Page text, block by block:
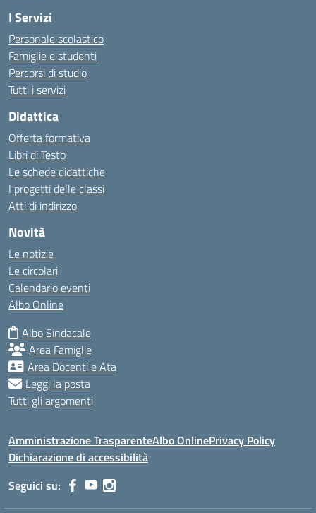
I Servizi
Personale scolastico
Famiglie e studenti
Percorsi di studio
Tutti i servizi
Didattica
Offerta formativa
Libri di Testo
Le schede didattiche
I progetti delle classi
Atti di indirizzo
Novità
Le notizie
Le circolari
Calendario eventi
Albo Online
Albo Sindacale
Area Famiglie
Area Docenti e Ata
Leggi la posta
Tutti gli argomenti
Amministrazione TrasparenteAlbo OnlinePrivacy Policy
Dichiarazione di accessibilità
Seguici su: